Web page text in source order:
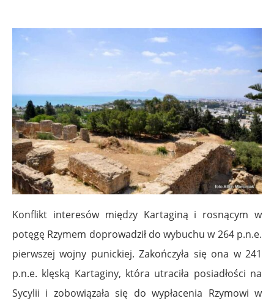
Konflikt interesów między Kartaginą i rosnącym w
potęgę Rzymem doprowadził do wybuchu w 264 p.n.e.
pierwszej wojny punickiej. Zakończyła się ona w 241
p.n.e. klęską Kartaginy, która utraciła posiadłości na
Sycylii i zobowiązała się do wypłacenia Rzymowi w